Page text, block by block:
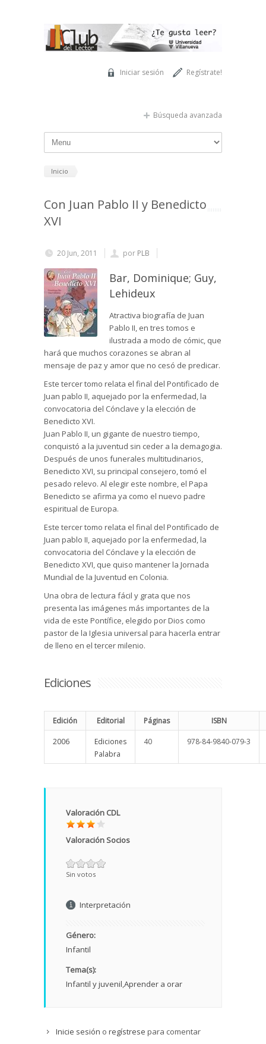
Regístrate!
Iniciar sesión
Búsqueda avanzada
Inicio
Con Juan Pablo II y Benedicto
XVI
20 Jun, 2011 por PLB
Bar, Dominique; Guy,
Lehideux
Atractiva biografía de Juan
Pablo II, en tres tomos e
ilustrada a modo de cómic, que
hará que muchos corazones se abran al
mensaje de paz y amor que no cesó de predicar.
Este tercer tomo relata el final del Pontificado de
Juan pablo II, aquejado por la enfermedad, la
convocatoria del Cónclave y la elección de
Benedicto XVI.
Juan Pablo II, un gigante de nuestro tiempo,
conquistó a la juventud sin ceder a la demagogia.
Después de unos funerales multitudinarios,
Benedicto XVI, su principal consejero, tomó el
pesado relevo. Al elegir este nombre, el Papa
Benedicto se afirma ya como el nuevo padre
espiritual de Europa.
Este tercer tomo relata el final del Pontificado de
Juan pablo II, aquejado por la enfermedad, la
convocatoria del Cónclave y la elección de
Benedicto XVI, que quiso mantener la Jornada
Mundial de la Juventud en Colonia.
Una obra de lectura fácil y grata que nos
presenta las imágenes más importantes de la
vida de este Pontífice, elegido por Dios como
pastor de la Iglesia universal para hacerla entrar
de lleno en el tercer milenio.
Ediciones
Edición Editorial Páginas ISBN
2006
Ediciones
Palabra
40 978-84-9840-079-3
Valoración CDL
Valoración Socios
Sin votos
Interpretación
Género:
Infantil
Tema(s):
Infantil y juvenil Aprender a orar
Inicie sesión o regístrese para comentar